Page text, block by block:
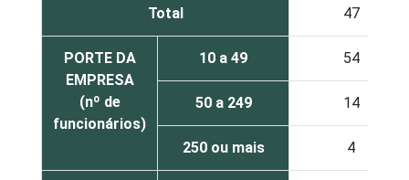
Total 47
PORTE DA
EMPRESA
(nº de
funcionários)
10 a 49 54
50 a 249 14
250 ou mais 4